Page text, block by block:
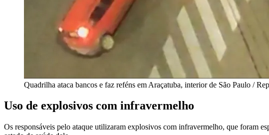
Quadrilha ataca bancos e faz reféns em Araçatuba, interior de São Paulo /
Uso de explosivos com infravermelho
Os responsáveis pelo ataque utilizaram explosivos com infravermelho, que foram